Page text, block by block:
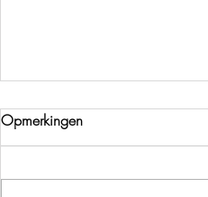
Opmerkingen